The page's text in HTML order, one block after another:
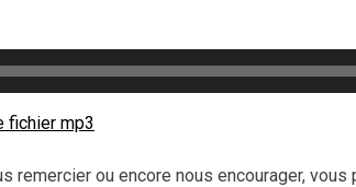
fichier mp3
remercier ou encore nous encourager,